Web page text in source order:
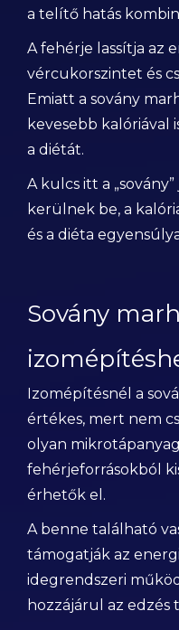
a telítő hatás
A fehérje lassítja az
vércukorszintet és
Emiatt a sovány
kevesebb kalóriával
a diétát.
A kulcs itt a
kerülnek be, a
és a diéta
Sovány
Izomépítésnél a
értékes, mert nem
olyan
fehérjeforrásokból
érhetők el.
A benne található
támogatják az
idegrendszeri
hozzájárul az edzés